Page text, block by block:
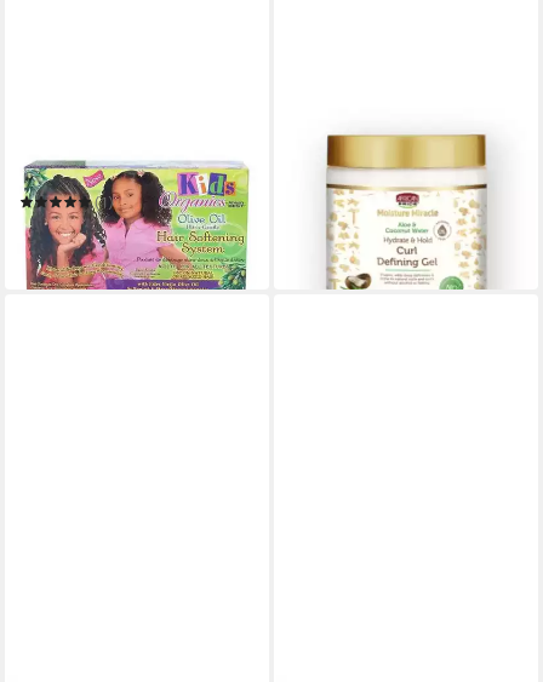
Natural Organics Hair
Conditioning Softening 650g
(1)
11,49 €
(17,68 €/ 1.000 g)
in 2-3 Werktagen bei dir
Miracle Curl Defining Gel
ab 9,99 €
(19,59 €/ 1.000 g)
in 2-3 Werktagen bei dir